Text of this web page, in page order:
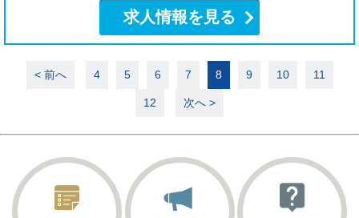
求人情報を見る
< 前へ 4 5 6 7 8 9 10 11
12 次へ >